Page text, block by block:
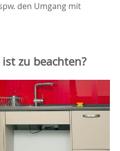
den Umgang mit
zu beachten?